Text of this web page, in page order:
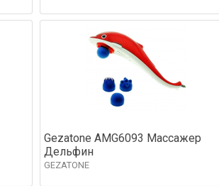
Gezatone AMG6093 Массажер
Дельфин
GEZATONE